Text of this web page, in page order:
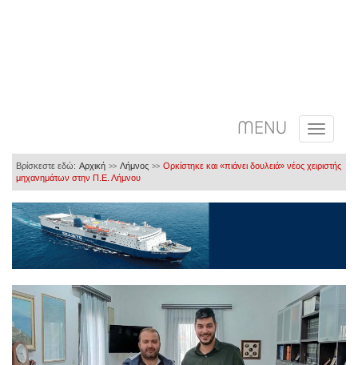
MENU
Βρίσκεστε εδώ: Αρχική >> Λήμνος >> Ορκίστηκε και «πιάνει δουλειά» νέος χειριστής
μηχανημάτων στην Π.Ε. Λήμνου